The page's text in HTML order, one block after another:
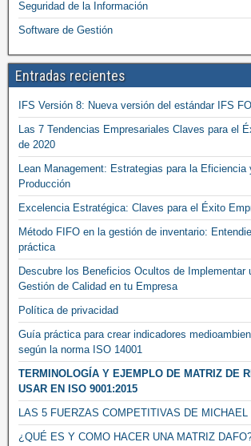
Seguridad de la Información
Software de Gestión
Entradas recientes
IFS Versión 8: Nueva versión del estándar IFS
Las 7 Tendencias Empresariales Claves para el
de 2020
Lean Management: Estrategias para la Eficiencia
Producción
Excelencia Estratégica: Claves para el Éxito
Método FIFO en la gestión de inventario:
práctica
Descubre los Beneficios Ocultos de Implementar
Gestión de Calidad en tu Empresa
Política de privacidad
Guía práctica para crear indicadores
según la norma ISO 14001
TERMINOLOGÍA Y EJEMPLO DE MATRIZ DE
USAR EN ISO 9001:2015
LAS 5 FUERZAS COMPETITIVAS DE MICHAEL
¿QUÉ ES Y COMO HACER UNA MATRIZ